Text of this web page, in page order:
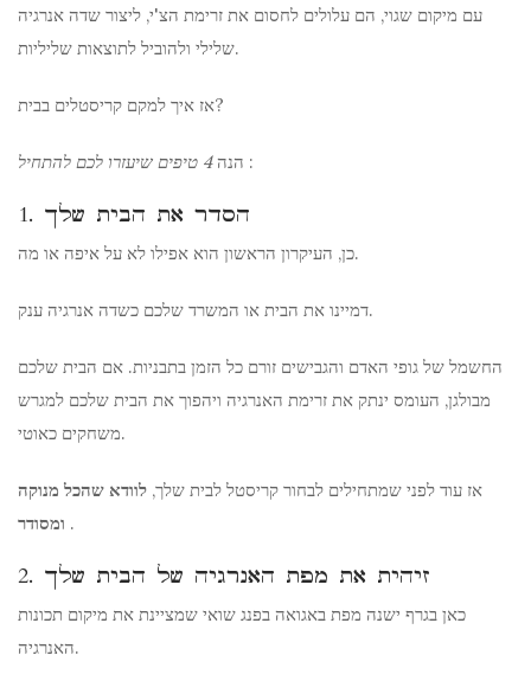
עם מיקום שגוי, הם עלולים לחסום את זרימת הצ'י, ליצור שדה אנרגיה
שלילי ולהוביל לתוצאות שליליות.
אז איך למקם קריסטלים בבית?
הנה4 טיפים שיעזרו לכם להתחיל :
1. הסדר את הבית שלך
כן, העיקרון הראשון הוא אפילו לא על איפה או מה.
דמיינו את הבית או המשרד שלכם כשדה אנרגיה ענק.
החשמל של גופי האדם והגבישים זורם כל הזמן בתבניות. אם הבית שלכם
מבולגן, העומס ינתק את זרימת האנרגיה ויהפוך את הבית שלכם למגרש
משחקים כאוטי.
אז עוד לפני שמתחילים לבחור קריסטל לבית שלך, לוודא שהכל מנוקה
ומסודר .
2. זיהית את מפת האנרגיה של הבית שלך
כאן בגרף ישנה מפת באגואה בפנג שואי שמציינת את מיקום תכונות
האנרגיה.